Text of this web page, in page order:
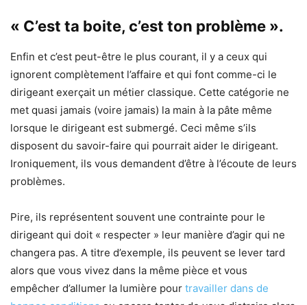
« C’est ta boite, c’est ton problème ».
Enfin et c’est peut-être le plus courant, il y a ceux qui
ignorent complètement l’affaire et qui font comme-ci le
dirigeant exerçait un métier classique. Cette catégorie ne
met quasi jamais (voire jamais) la main à la pâte même
lorsque le dirigeant est submergé. Ceci même s’ils
disposent du savoir-faire qui pourrait aider le dirigeant.
Ironiquement, ils vous demandent d’être à l’écoute de leurs
problèmes.
Pire, ils représentent souvent une contrainte pour le
dirigeant qui doit « respecter » leur manière d’agir qui ne
changera pas. A titre d’exemple, ils peuvent se lever tard
alors que vous vivez dans la même pièce et vous
empêcher d’allumer la lumière pour travailler dans de